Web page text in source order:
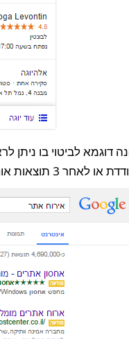
לאחר 3 תוצאות אורגניות, מצב שהיה שכיח בעבר):